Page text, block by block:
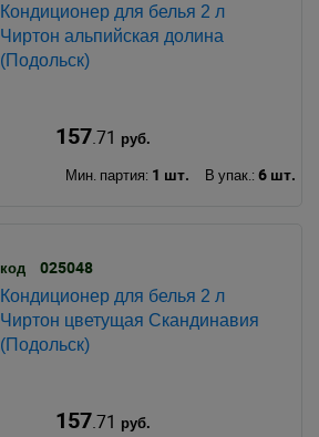
Кондиционер для белья 2 л
Чиртон альпийская долина
(Подольск)
157.71 руб.
Мин. партия: 1 шт. В упак.: 6 шт.
код 025048
Кондиционер для белья 2 л
Чиртон цветущая Скандинавия
(Подольск)
157.71 руб.